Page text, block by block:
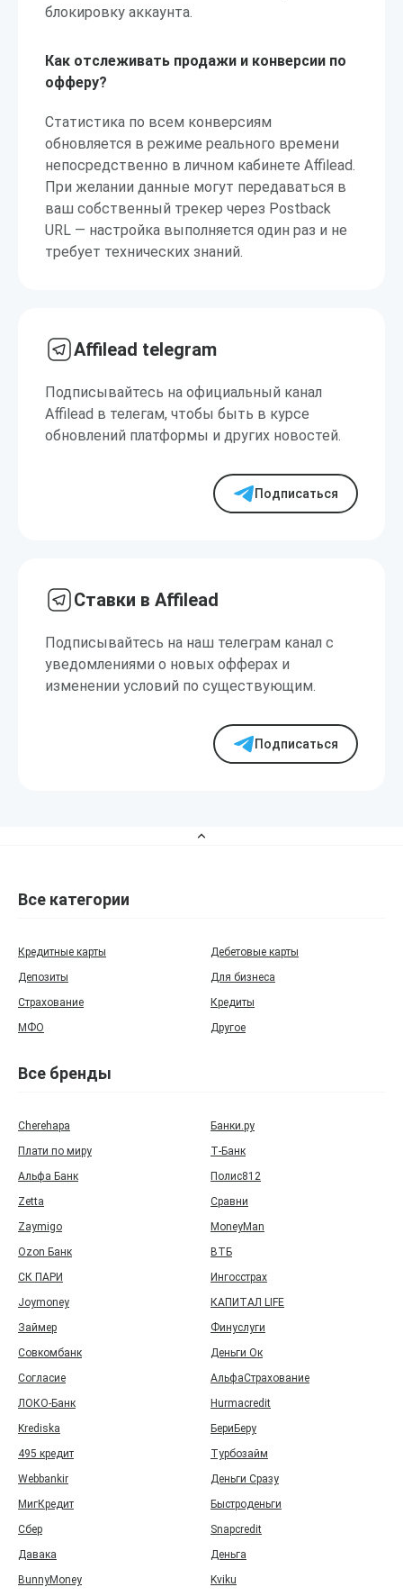
блокировку аккаунта.
Как отслеживать продажи и конверсии по
офферу?
Статистика по всем конверсиям
обновляется в режиме реального времени
непосредственно в личном кабинете Affilead.
При желании данные могут передаваться в
ваш собственный трекер через Postback
URL — настройка выполняется один раз и не
требует технических знаний.
Affilead telegram
Подписывайтесь на официальный канал
Affilead в телегам, чтобы быть в курсе
обновлений платформы и других новостей.
Подписаться
Ставки в Affilead
Подписывайтесь на наш телеграм канал с
уведомлениями о новых офферах и
изменении условий по существующим.
Подписаться
Все категории
Кредитные карты
Дебетовые карты
Депозиты
Для бизнеса
Страхование
Кредиты
МФО
Другое
Все бренды
Cherehapa
Банки.ру
Плати по миру
Т‑Банк
Альфа Банк
Полис812
Zetta
Сравни
Zaymigo
MoneyMan
Ozon Банк
ВТБ
СК ПАРИ
Ингосстрах
Joymoney
КАПИТАЛ LIFE
Займер
Финуслуги
Совкомбанк
Деньги Ок
Согласие
АльфаСтрахование
ЛОКО-Банк
Hurmacredit
Krediska
БериБеру
495 кредит
Турбозайм
Webbankir
Деньги Сразу
МигКредит
Быстроденьги
Сбер
Snapcredit
Давака
Деньга
BunnyMoney
Kviku